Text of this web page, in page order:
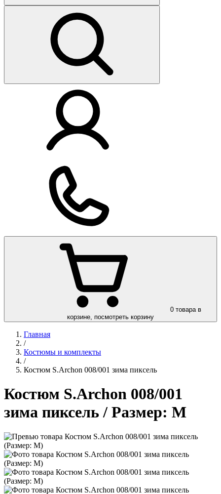
0 товара в
корзине, посмотреть корзину
Главная
/
Костюмы и комплекты
/
Костюм S.Archon 008/001 зима пиксель
Костюм S.Archon 008/001
зима пиксель/ Размер: M